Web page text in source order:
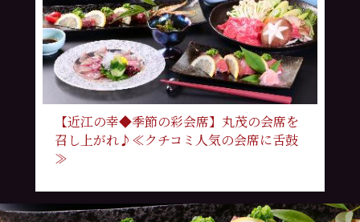
【近江の幸◆季節の彩会席】丸茂の会席を
召し上がれ♪≪クチコミ人気の会席に舌鼓
≫